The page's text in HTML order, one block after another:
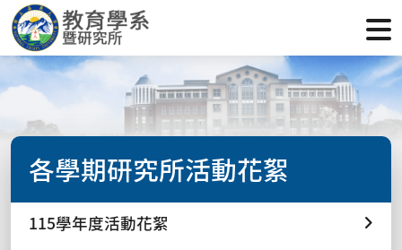
各學期研究所活動花絮
115學年度活動花絮